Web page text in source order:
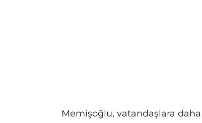
Memişoğlu, vatandaşlara